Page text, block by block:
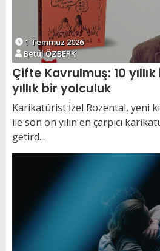
1 Temmuz 2026
Betül ÖZBERK
Çifte Kavrulmuş: 10
yıllık bir yolculuk
Karikatürist İzel Rozental, yeni
ile son on yılın en çarpıcı
getird...